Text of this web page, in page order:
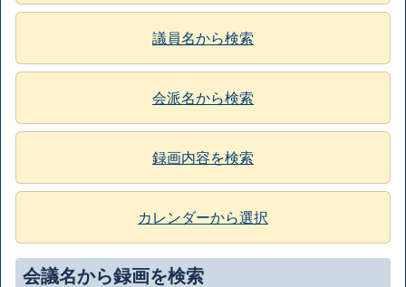
議員名から検索
会派名から検索
録画内容を検索
カレンダーから選択
会議名から録画を検索